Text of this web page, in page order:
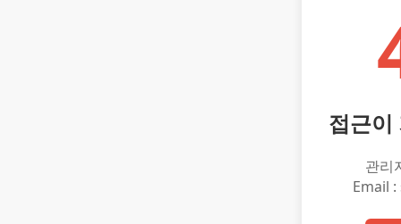
접근이
관리
Email